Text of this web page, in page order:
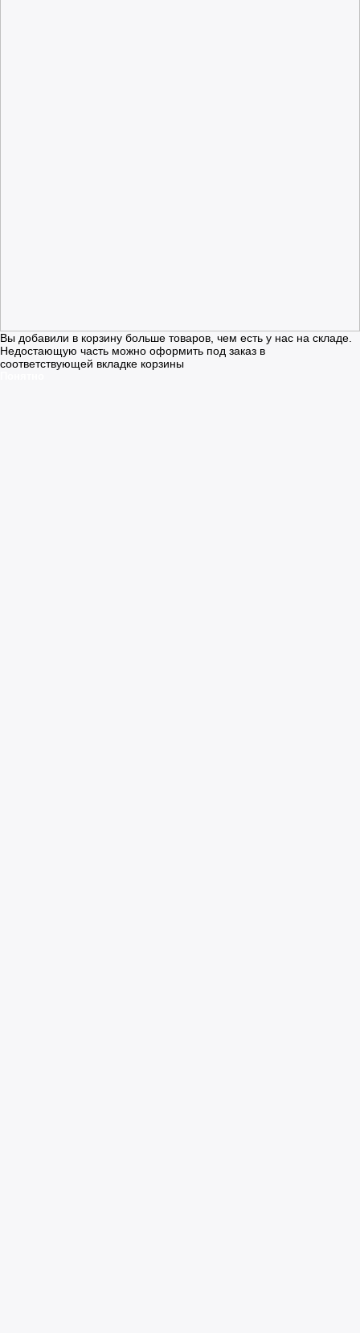
Вы добавили в корзину больше товаров, чем есть у нас на складе.
Недостающую часть можно оформить под заказ в
соответствующей вкладке корзины